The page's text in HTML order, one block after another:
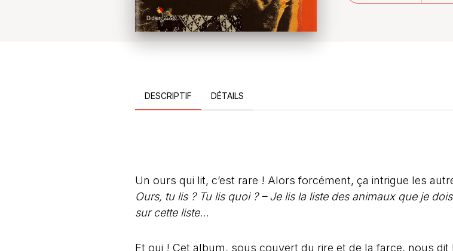
DESCRIPTIF DÉTAILS
Un ours qui lit, c’est rare ! Alors forcément, ça intrigue les
Ours, tu lis ? Tu lis quoi ? – Je lis la liste des animaux que je
sur cette liste…
Et oui ! Cet album, sous couvert du rire et de la farce, nous